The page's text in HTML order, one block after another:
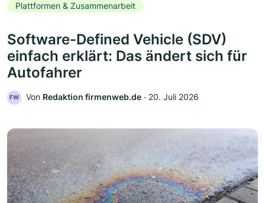
Plattformen & Zusammenarbeit
Software-Defined Vehicle (SDV)
einfach erklärt: Das ändert sich für
Autofahrer
FW Von Redaktion firmenweb.de ‧ 20. Juli 2026